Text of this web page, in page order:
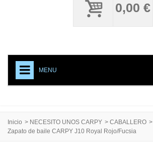
0,00 €
MENU
MEDIAS PROFESIONALES
Inicio > NECESITO UNOS CARPY > CABALLERO >
Zapato de baile CARPY J10 Royal Rojo/Fucsia